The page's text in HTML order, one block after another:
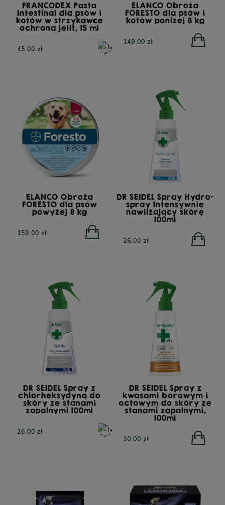
FRANCODEX Pasta
Intestinal dla psów i
kotów w strzykawce
ochrona jelit, 15 ml
45,00 zł
ELANCO Obroża
FORESTO dla psów i
kotów poniżej 8 kg
149,00 zł
ELANCO Obroża
FORESTO dla psów
powyżej 8 kg
159,00 zł
DR SEIDEL Spray Hydro-
spray Intensywnie
nawilżający skórę
100ml
26,00 zł
DR SEIDEL Spray z
chlorheksydyną do
skóry ze stanami
zapalnymi 100ml
26,00 zł
DR SEIDEL Spray z
kwasami borowym i
octowym do skóry ze
stanami zapalnymi,
100ml
30,00 zł